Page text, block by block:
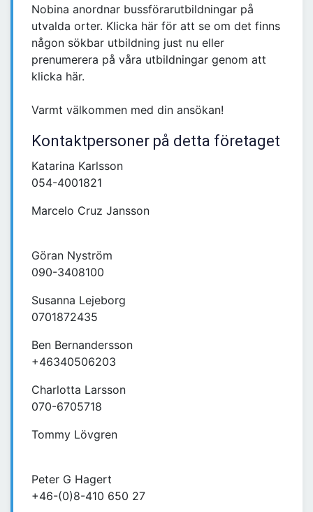
Nobina anordnar bussförarutbildningar på
utvalda orter. Klicka här för att se om det finns
någon sökbar utbildning just nu eller
prenumerera på våra utbildningar genom att
klicka här.
Varmt välkommen med din ansökan!
Kontaktpersoner på detta företaget
Katarina Karlsson
054-4001821
Marcelo Cruz Jansson
Göran Nyström
090-3408100
Susanna Lejeborg
0701872435
Ben Bernandersson
+46340506203
Charlotta Larsson
070-6705718
Tommy Lövgren
Peter G Hagert
+46-(0)8-410 650 27